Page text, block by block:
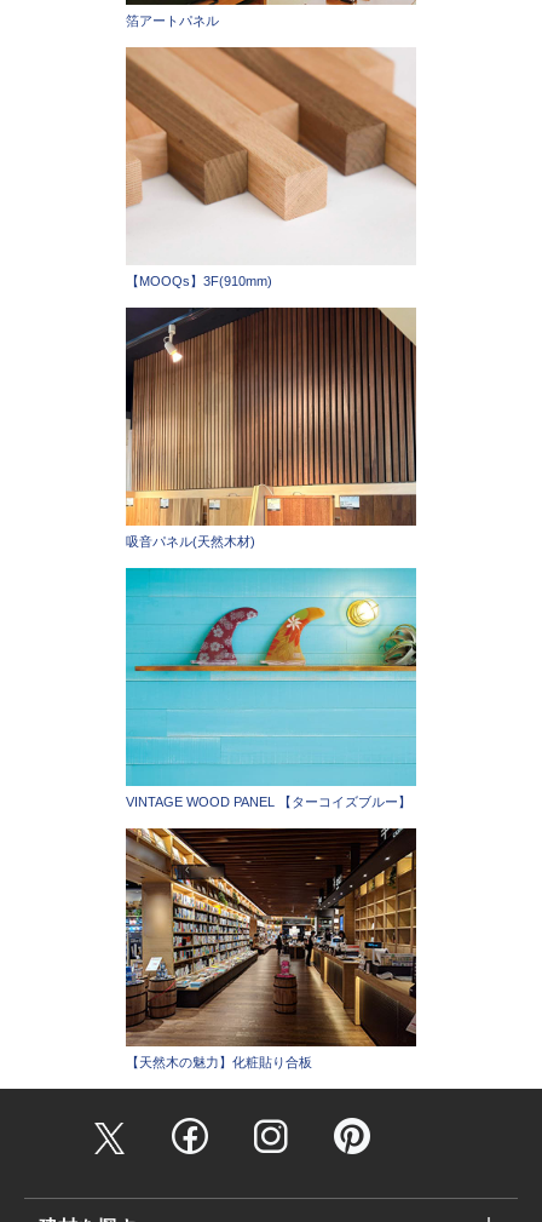
箔アートパネル
【MOOQs】3F(910mm)
吸音パネル(天然木材)
VINTAGE WOOD PANEL 【ターコイズブルー】
【天然木の魅力】化粧貼り合板